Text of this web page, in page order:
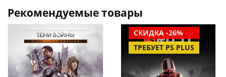
Рекомендуемые товары
СКИДКА -26%
ТРЕБУЕТ PS PLUS